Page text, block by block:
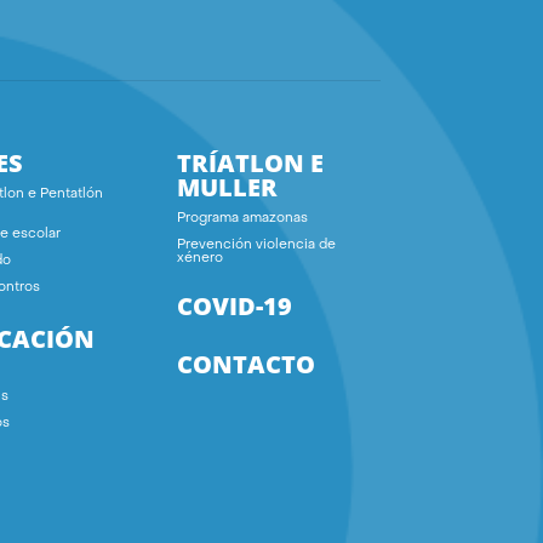
e Pentatlón
escolar
TRÍATLON E
MULLER
Programa amazonas
Prevención violencia de
xénero
COVID-19
CONTACTO